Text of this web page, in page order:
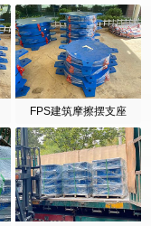
FPS建筑摩擦摆支座